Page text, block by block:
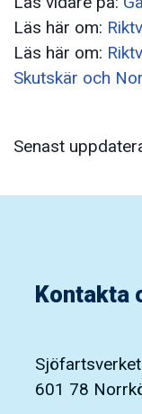
Läs här om:
Läs här om:
Skutskär och
Senast
Kontakta
Sjöfartsverket
601 78